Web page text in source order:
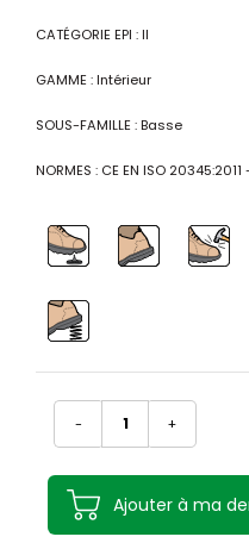
CATÉGORIE EPI : II
GAMME : Intérieur
SOUS-FAMILLE : Basse
NORMES : CE EN ISO 20345:2011
- +
Ajouter à ma